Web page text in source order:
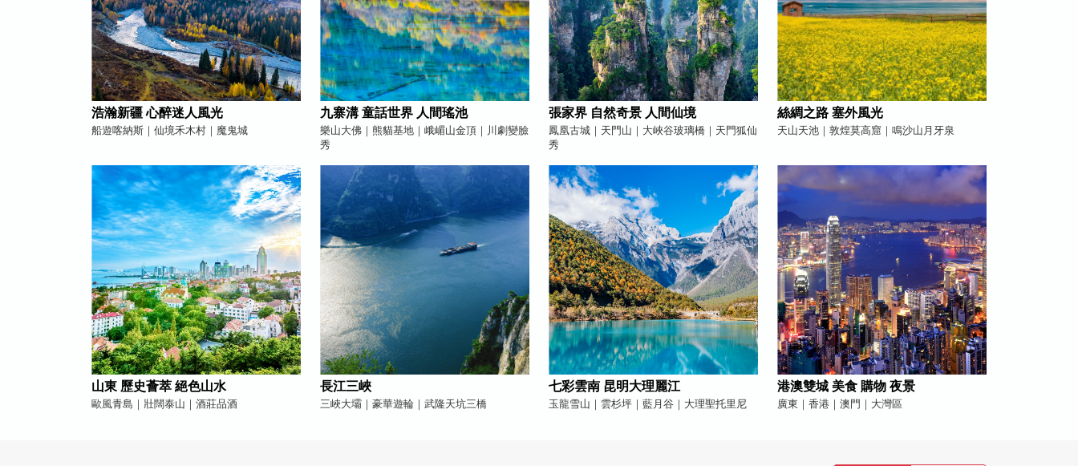
浩瀚新疆 心醉迷人風光
船遊喀納斯｜仙境禾木村｜魔鬼城
九寨溝 童話世界 人間瑤池
樂山大佛｜熊貓基地｜峨嵋山金頂｜川劇變臉
秀
張家界 自然奇景 人間仙境
鳳凰古城｜天門山｜大峽谷玻璃橋｜天門狐仙
秀
絲綢之路 塞外風光
天山天池｜敦煌莫高窟｜鳴沙山月牙泉
山東 歷史薈萃 絕色山水
歐風青島｜壯闊泰山｜酒莊品酒
長江三峽
三峽大壩｜豪華遊輪｜武隆天坑三橋
七彩雲南 昆明大理麗江
玉龍雪山｜雲杉坪｜藍月谷｜大理聖托里尼
港澳雙城 美食 購物 夜景
廣東｜香港｜澳門｜大灣區